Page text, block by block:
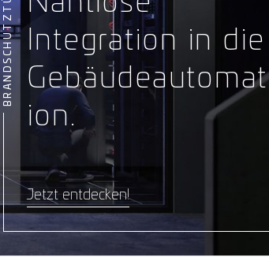
Integration in die
Gebäudeautomat
ion.
Jetzt entdecken!